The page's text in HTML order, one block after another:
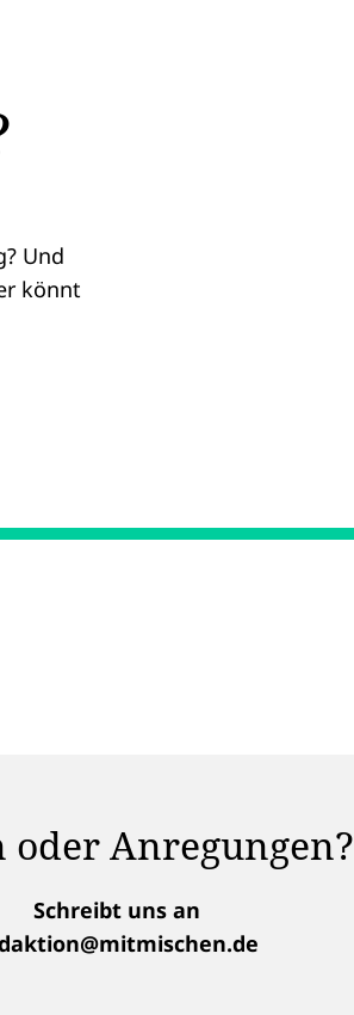
Und
könnt
oder Anregungen?
Schreibt uns an